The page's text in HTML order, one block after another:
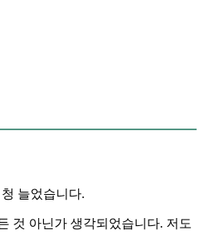
늘었습니다.
것 아닌가 생각되었습니다. 저도